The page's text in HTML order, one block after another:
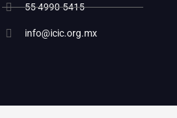
55 4990-5415
info@icic.org.mx